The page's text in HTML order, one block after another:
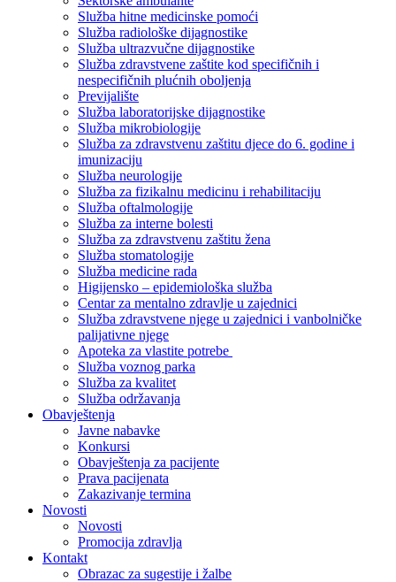
Služba hitne medicinske pomoći
Služba radiološke dijagnostike
Služba ultrazvučne dijagnostike
Služba zdravstvene zaštite kod specifičnih i
nespecifičnih plućnih oboljenja
Previjalište
Služba laboratorijske dijagnostike
Služba mikrobiologije
Služba za zdravstvenu zaštitu djece do 6. godine i
imunizaciju
Služba neurologije
Služba za fizikalnu medicinu i rehabilitaciju
Služba oftalmologije
Služba za interne bolesti
Služba za zdravstvenu zaštitu žena
Služba stomatologije
Služba medicine rada
Higijensko – epidemiološka služba
Centar za mentalno zdravlje u zajednici
Služba zdravstvene njege u zajednici i vanbolničke
palijativne njege
Apoteka za vlastite potrebe
Služba voznog parka
Služba za kvalitet
Služba održavanja
Obavještenja
Javne nabavke
Konkursi
Obavještenja za pacijente
Prava pacijenata
Zakazivanje termina
Novosti
Novosti
Promocija zdravlja
Kontakt
Obrazac za sugestije i žalbe